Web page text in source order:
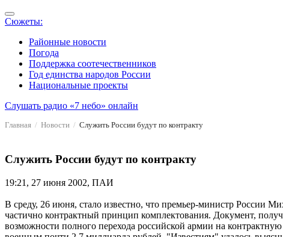
Сюжеты:
Районные новости
Погода
Поддержка соотечественников
Год единства народов России
Национальные проекты
Слушать радио «7 небо» онлайн
Главная Новости Служить России будут по контракту
Служить России будут по контракту
19:21, 27 июня 2002, ПАИ
В среду, 26 июня, стало известно, что премьер-министр России
частично контрактный принцип комплектования. Документ,
возможности полного перехода российской армии на